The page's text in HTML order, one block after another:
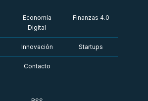
Economía
Digital
Finanzas 4.0
Innovación Startups
Contacto